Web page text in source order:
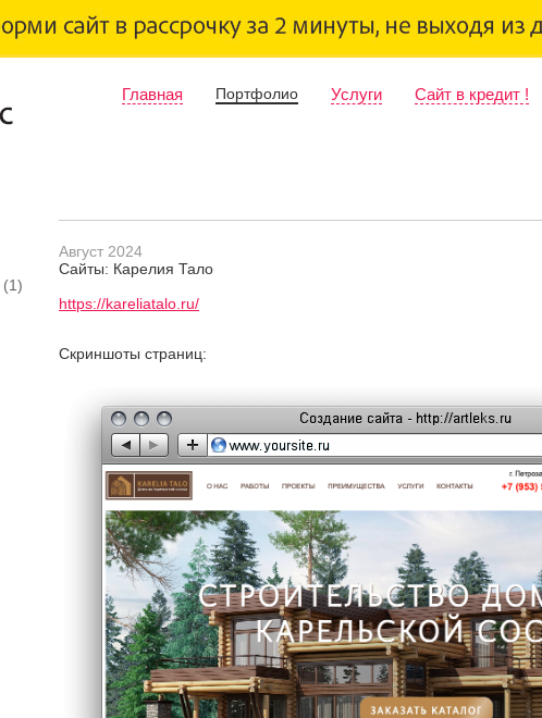
Главная Портфолио Услуги Сайт в кредит !
(1)
Август 2024
Сайты: Карелия Тало
https://kareliatalo.ru/
Скриншоты страниц: